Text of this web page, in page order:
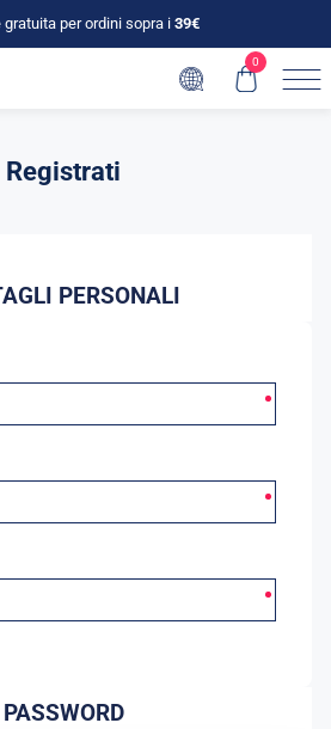
gratuita per ordini sopra i 39€
0
Registrati
PERSONALI
PASSWORD